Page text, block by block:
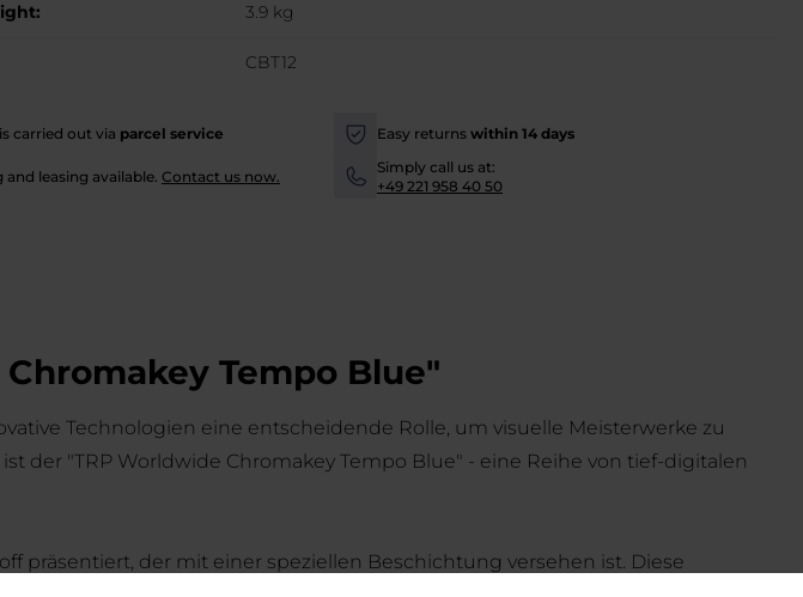
3.9 kg
CBT12
carried out via parcel service
-
Easy returns within 14 days
and leasing available. Contact us now.
-
Simply call us at:
+49 221 958 40 50
Tempo Blue"
Technologien eine entscheidende Rolle, um visuelle Meisterwerke zu
der "TRP Worldwide Chromakey Tempo Blue" - eine Reihe von tief-digitalen
präsentiert, der mit einer speziellen Beschichtung versehen ist. Diese